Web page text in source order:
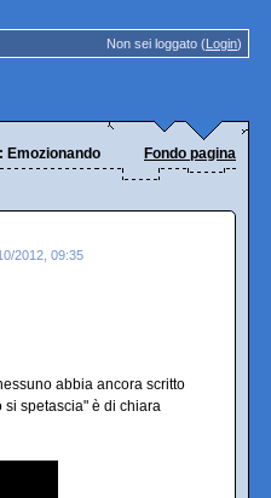
Non sei loggato (Login)
: Emozionando Fondo pagina
2012, 09:35
abbia ancora scritto
spetascia" è di chiara